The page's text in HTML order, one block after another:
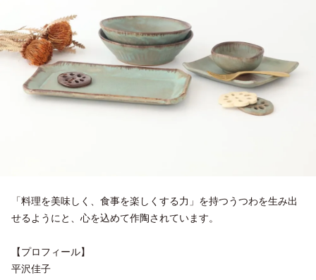
「料理を美味しく、食事を楽しくする力」を持つうつわを生み出
せるようにと、心を込めて作陶されています。
【プロフィール】
平沢佳子